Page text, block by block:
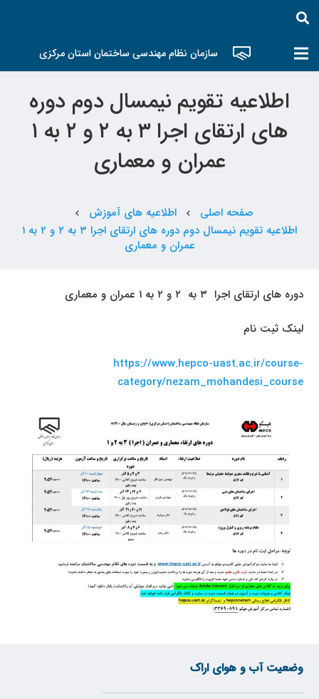
سازمان نظام مهندسی ساختمان استان مرکزی
اطلاعیه تقویم نیمسال دوم دوره
های ارتقای اجرا ۳ به ۲ و ۲ به ۱
عمران و معماری
صفحه اصلی chevron_left اطلاعیه های آموزش chevron_left
اطلاعیه تقویم نیمسال دوم دوره های ارتقای اجرا ۳ به ۲ و ۲ به ۱
عمران و معماری
دوره های ارتقای اجرا ۳ به ۲ و ۲ به ۱ عمران و معماری
لینک ثبت نام
https://www.hepco-uast.ac.ir/course-
category/nezam_mohandesi_course
وضعیت آب و هوای اراک